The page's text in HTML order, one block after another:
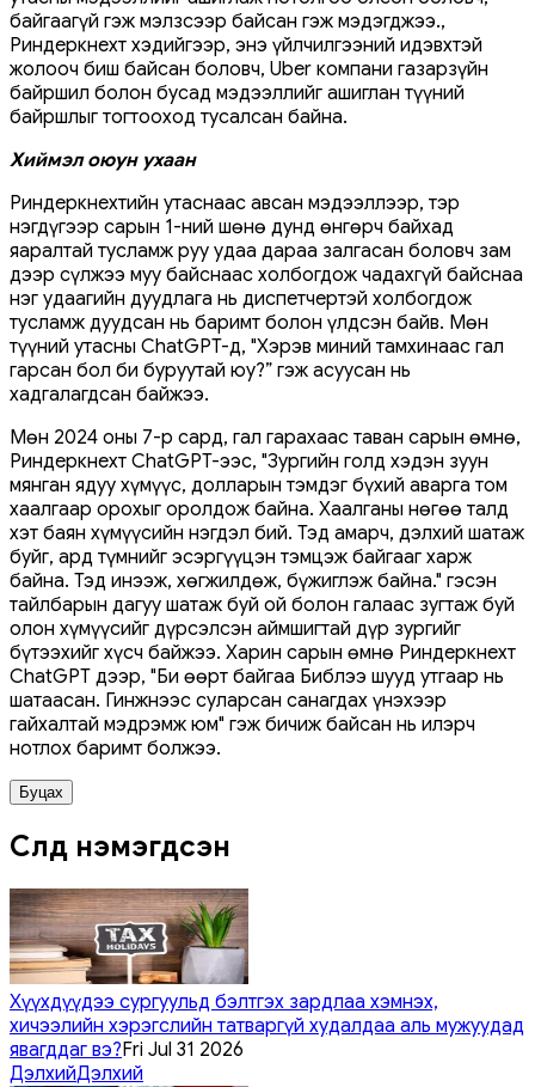
байгаагүй гэж мэлзсээр байсан гэж мэдэгджээ.,
Риндеркнехт хэдийгээр, энэ үйлчилгээний идэвхтэй
жолооч биш байсан боловч, Uber компани газарзүйн
байршил болон бусад мэдээллийг ашиглан түүний
байршлыг тогтооход тусалсан байна.
Хиймэл оюун ухаан
Риндеркнехтийн утаснаас авсан мэдээллээр, тэр
нэгдүгээр сарын 1-ний шөнө дунд өнгөрч байхад
яаралтай тусламж руу удаа дараа залгасан боловч зам
дээр сүлжээ муу байснаас холбогдож чадахгүй байснаа
нэг удаагийн дуудлага нь диспетчертэй холбогдож
тусламж дуудсан нь баримт болон үлдсэн байв. Мөн
түүний утасны ChatGPT-д, "Хэрэв миний тамхинаас гал
гарсан бол би буруутай юу?” гэж асуусан нь
хадгалагдсан байжээ.
Мөн 2024 оны 7-р сард, гал гарахаас таван сарын өмнө,
Риндеркнехт ChatGPT-ээс, "Зургийн голд хэдэн зуун
мянган ядуу хүмүүс, долларын тэмдэг бүхий аварга том
хаалгаар орохыг оролдож байна. Хаалганы нөгөө талд
хэт баян хүмүүсийн нэгдэл бий. Тэд амарч, дэлхий шатаж
буйг, ард түмнийг эсэргүүцэн тэмцэж байгааг харж
байна. Тэд инээж, хөгжилдөж, бүжиглэж байна." гэсэн
тайлбарын дагуу шатаж буй ой болон галаас зугтаж буй
олон хүмүүсийг дүрсэлсэн аймшигтай дүр зургийг
бүтээхийг хүсч байжээ. Харин сарын өмнө Риндеркнехт
ChatGPT дээр, "Би өөрт байгаа Библээ шууд утгаар нь
шатаасан. Гинжнээс суларсан санагдах үнэхээр
гайхалтай мэдрэмж юм" гэж бичиж байсан нь илэрч
нотлох баримт болжээ.
Буцах
Сүүлд нэмэгдсэн
Хүүхдүүдээ сургуульд бэлтгэх зардлаа хэмнэх,
хичээлийн хэрэгслийн татваргүй худалдаа аль мужуудад
явагддаг вэ?Fri Jul 31 2026
ДэлхийДэлхий